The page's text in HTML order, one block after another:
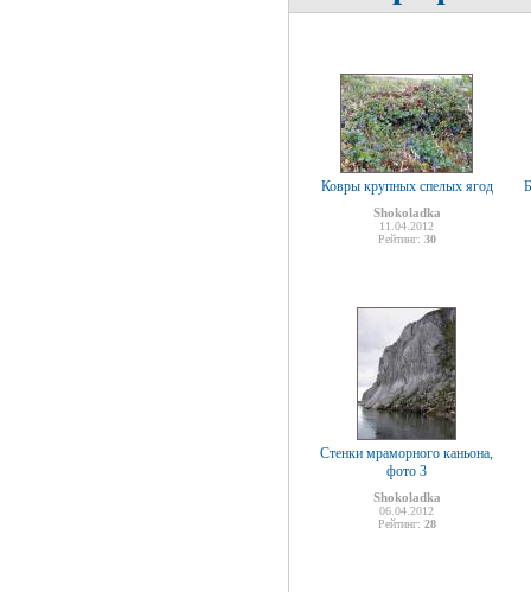
Ковры крупных спелых ягод
Shokoladka
11.04.2012
Рейтинг: 30
Стенки мраморного каньона,
фото 3
Shokoladka
06.04.2012
Рейтинг: 28